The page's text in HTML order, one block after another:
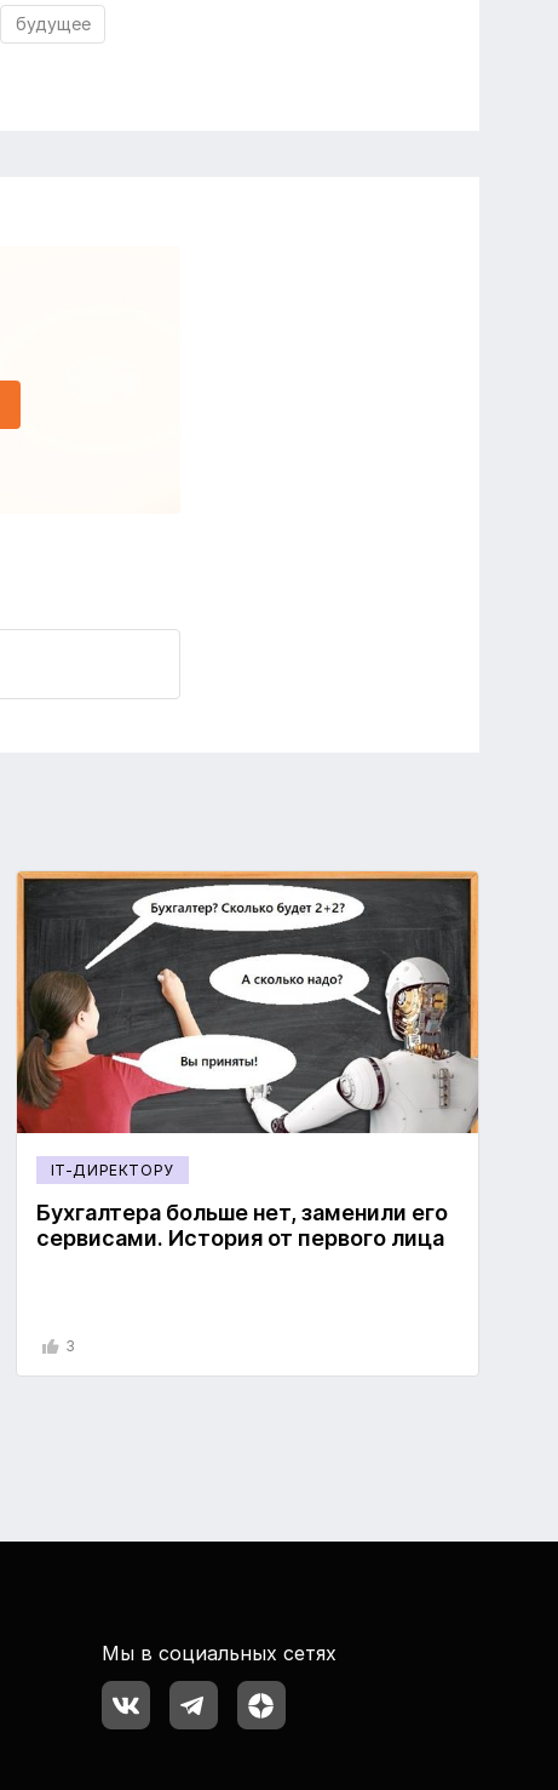
будущее
IT-ДИРЕКТОРУ
Бухгалтера больше нет, заменили его
сервисами. История от первого лица
3
Мы в социальных сетях